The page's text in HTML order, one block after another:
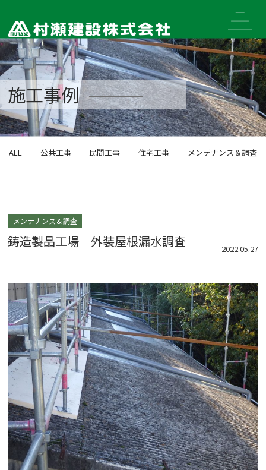
content
施工事例
ALL 公共工事 民間工事 住宅工事 メンテナンス＆調査
メンテナンス＆調査
鋳造製品工場 外装屋根漏水調査 2022.05.27